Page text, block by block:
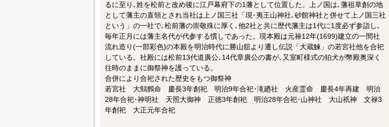
るに至り､姓を松前と改め後に江戸幕府下の1藩として位置した。上ノ国は､藩祖草創の地
として藩主の直領とされ当社は上ノ国三社「現･夷王山神社､砂館神社と併せて上ノ国三社
という」の一社で､松前藩の崇敬殊に厚く､他2社と共に歴代藩主は1代に1度必ず参詣し､
毎年正月には藩主名代が代参する慣しであった。現本殿は元禄12年(1699)建立の一間社
流れ造り(一部彩色)の本殿を明治時代に勝山舘より遷し伝説「大蔵鰊」の若宮社他を合祀
している。社殿には松前13代道廣公､14代章廣公の書が､又室町様式の狛犬が幣殿奥深く
往時のままに御祭神を護っている。
合併により合祀された歴史をもつ御祭神
若宮社 大鷦鷯命 慶長3年創祀 明治9年合祀･滝廼社 火産霊命 慶長4年再建 明治
28年合祀･神明社 天照大御神 正徳3年創祀 明治28年合祀･山神社 大山祇神 文禄3
年創祀 大正元年合祀